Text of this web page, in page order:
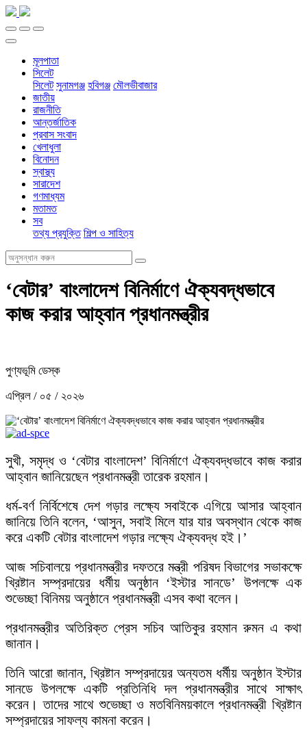
মূলপাতা
সিলেট
সিলেট সুনামগঞ্জ হবিগঞ্জ মৌলভীবাজার
জাতীয়
রাজনীতি
আন্তর্জাতিক
প্রবাস সংবাদ
খেলাধুলা
বিনোদন
স্বাস্থ্য
সারাদেশ
গণমাধ্যম
মতামত
সব
তথ্য প্রযুক্তি শিল্প ও সাহিত্য
‘বেটার’ বাংলাদেশ বিনির্মাণে ঐক্যবদ্ধভাবে
কাজ করার আহ্বান প্রধানমন্ত্রীর
পুণ্যভূমি ডেস্ক
এপ্রিল / ০৫ / ২০২৬
সুখী, সমৃদ্ধ ও ‘বেটার বাংলাদেশ’ বিনির্মাণে ঐক্যবদ্ধভাবে কাজ করার
আহ্বান জানিয়েছেন প্রধানমন্ত্রী তারেক রহমান।
ধর্ম-বর্ণ নির্বিশেষে দেশ গড়ার লক্ষ্যে সবাইকে এগিয়ে আসার আহ্বান
জানিয়ে তিনি বলেন, ‘আসুন, সবাই মিলে যার যার অবস্থান থেকে কাজ
করে একটি বেটার বাংলাদেশ গড়ার লক্ষ্যে ঐক্যবদ্ধ হই।’
আজ সচিবালয়ে প্রধানমন্ত্রীর দফতরে মন্ত্রী পরিষদ বিভাগের সভাকক্ষে
খ্রিষ্টান সম্প্রদায়ের ধর্মীয় অনুষ্ঠান ‘ইস্টার সানডে’ উপলক্ষে এক
শুভেচ্ছা বিনিময় অনুষ্ঠানে প্রধানমন্ত্রী এসব কথা বলেন।
প্রধানমন্ত্রীর অতিরিক্ত প্রেস সচিব আতিকুর রহমান রুমন এ কথা
জানান।
তিনি আরো জানান, খ্রিষ্টান সম্প্রদায়ের অন্যতম ধর্মীয় অনুষ্ঠান ইস্টার
সানডে উপলক্ষে একটি প্রতিনিধি দল প্রধানমন্ত্রীর সাথে সাক্ষাৎ
করেন। তাদের সাথে শুভেচ্ছা ও মতবিনিময়কালে প্রধানমন্ত্রী খ্রিষ্টান
সম্প্রদায়ের সাফল্য কামনা করেন।